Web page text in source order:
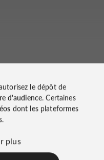
le dépôt de
d'audience. Certaines
dont les plateformes
plus